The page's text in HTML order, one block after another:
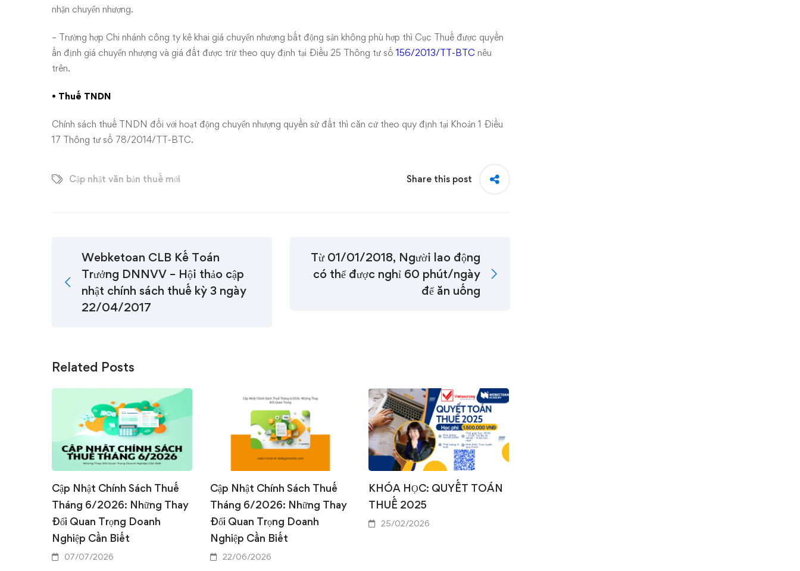
nhận chuyển nhượng.
– Trường hợp Chi nhánh công ty kê khai giá chuyển nhượng bất động sản không phù hợp thì Cục Thuế được quyền
ấn định giá chuyển nhượng và giá đất được trừ theo quy định tại Điều 25 Thông tư số156/2013/TT-BTC nêu
trên.
• Thuế TNDN
Chính sách thuế TNDN đối với hoạt động chuyển nhượng quyền sử đất thì căn cứ theo quy định tại Khoản 1 Điều
17 Thông tư số 78/2014/TT-BTC.
Cập nhật văn bản thuế mới Share this post
Webketoan CLB Kế Toán
Trưởng DNNVV – Hội thảo cập
nhật chính sách thuế kỳ 3 ngày
22/04/2017
Từ 01/01/2018, Người lao động
có thể được nghỉ 60 phút/ngày
để ăn uống
Related Posts
Cập Nhật Chính Sách Thuế
Tháng 6/2026: Những Thay
Đổi Quan Trọng Doanh
Nghiệp Cần Biết
07/07/2026
Cập Nhật Chính Sách Thuế
Tháng 6/2026: Những Thay
Đổi Quan Trọng Doanh
Nghiệp Cần Biết
22/06/2026
KHÓA HỌC: QUYẾT TOÁN
THUẾ 2025
25/02/2026